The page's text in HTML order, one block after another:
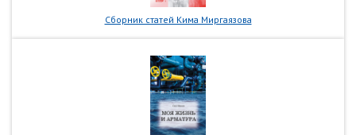
Сборник статей Кима Миргаязова